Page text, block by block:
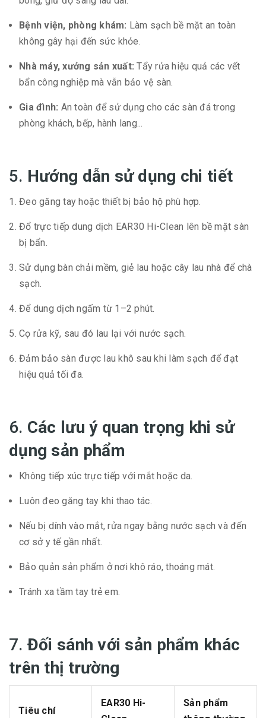
Bệnh viện, phòng khám: Làm sạch bề mặt an toàn
không gây hại đến sức khỏe.
Nhà máy, xưởng sản xuất: Tẩy rửa hiệu quả các vết
bẩn công nghiệp mà vẫn bảo vệ sàn.
Gia đình: An toàn để sử dụng cho các sàn đá trong
phòng khách, bếp, hành lang...
5. Hướng dẫn sử dụng chi tiết
Đeo găng tay hoặc thiết bị bảo hộ phù hợp.
Đổ trực tiếp dung dịch EAR30 Hi-Clean lên bề mặt sàn
bị bẩn.
Sử dụng bàn chải mềm, giẻ lau hoặc cây lau nhà để chà
sạch.
Để dung dịch ngấm từ 1–2 phút.
Cọ rửa kỹ, sau đó lau lại với nước sạch.
Đảm bảo sàn được lau khô sau khi làm sạch để đạt
hiệu quả tối đa.
6. Các lưu ý quan trọng khi sử
dụng sản phẩm
Không tiếp xúc trực tiếp với mắt hoặc da.
Luôn đeo găng tay khi thao tác.
Nếu bị dính vào mắt, rửa ngay bằng nước sạch và đến
cơ sở y tế gần nhất.
Bảo quản sản phẩm ở nơi khô ráo, thoáng mát.
Tránh xa tầm tay trẻ em.
7. Đối sánh với sản phẩm khác
trên thị trường
Tiêu chí
EAR30 Hi-
Sản phẩm